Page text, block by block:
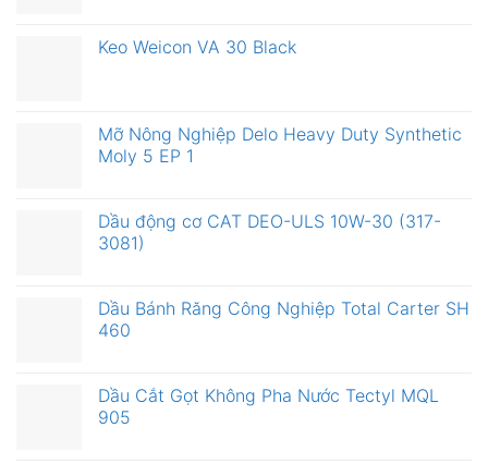
Keo Weicon VA 30 Black
Mỡ Nông Nghiệp Delo Heavy Duty Synthetic
Moly 5 EP 1
Dầu động cơ CAT DEO-ULS 10W-30 (317-
3081)
Dầu Bánh Răng Công Nghiệp Total Carter SH
460
Dầu Cắt Gọt Không Pha Nước Tectyl MQL
905